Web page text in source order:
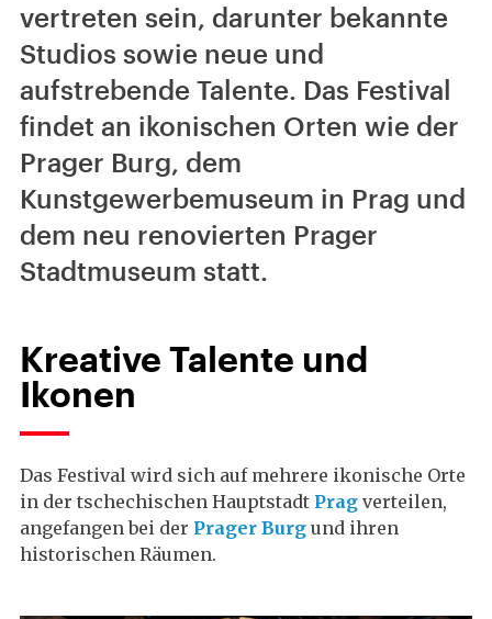
vertreten sein, darunter bekannte
Studios sowie neue und
aufstrebende Talente. Das Festival
findet an ikonischen Orten wie der
Prager Burg, dem
Kunstgewerbemuseum in Prag und
dem neu renovierten Prager
Stadtmuseum statt.
Kreative Talente und
Ikonen
Das Festival wird sich auf mehrere ikonische Orte
in der tschechischen Hauptstadt Prag verteilen,
angefangen bei der Prager Burg und ihren
historischen Räumen.